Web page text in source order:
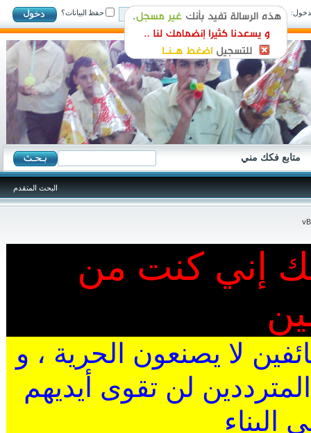
حفظ البيانات؟
متابع فكك مني
البحث المتقدم
إني كنت من
لا يصنعون الحرية ، و
لن تقوى أيديهم